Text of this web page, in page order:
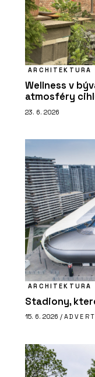
ARCHITEKTURA
Wellness v
atmosféry
23. 6. 2026
ARCHITEKTURA
Stadiony,
15. 6. 2026 /